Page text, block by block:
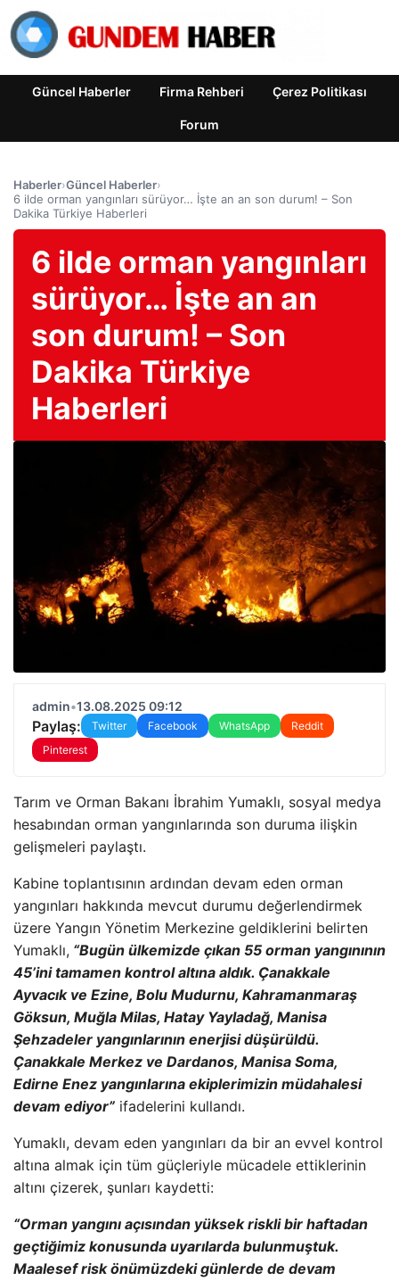
Güncel Haberler Firma Rehberi Çerez Politikası
Forum
Haberler›Güncel Haberler›
6 ilde orman yangınları sürüyor… İşte an an son durum! – Son
Dakika Türkiye Haberleri
6 ilde orman yangınları
sürüyor… İşte an an
son durum! – Son
Dakika Türkiye
Haberleri
admin•13.08.2025 09:12
Paylaş: Twitter Facebook WhatsApp
Reddit
Pinterest
Tarım ve Orman Bakanı İbrahim Yumaklı, sosyal medya
hesabından orman yangınlarında son duruma ilişkin
gelişmeleri paylaştı.
Kabine toplantısının ardından devam eden orman
yangınları hakkında mevcut durumu değerlendirmek
üzere Yangın Yönetim Merkezine geldiklerini belirten
Yumaklı, “Bugün ülkemizde çıkan 55 orman yangınının
45’ini tamamen kontrol altına aldık. Çanakkale
Ayvacık ve Ezine, Bolu Mudurnu, Kahramanmaraş
Göksun, Muğla Milas, Hatay Yayladağ, Manisa
Şehzadeler yangınlarının enerjisi düşürüldü.
Çanakkale Merkez ve Dardanos, Manisa Soma,
Edirne Enez yangınlarına ekiplerimizin müdahalesi
devam ediyor” ifadelerini kullandı.
Yumaklı, devam eden yangınları da bir an evvel kontrol
altına almak için tüm güçleriyle mücadele ettiklerinin
altını çizerek, şunları kaydetti:
“Orman yangını açısından yüksek riskli bir haftadan
geçtiğimiz konusunda uyarılarda bulunmuştuk.
Maalesef riskönümüzdeki günlerde de devam